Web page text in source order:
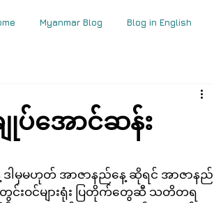
Myanmar Blog Blog in English
ပ်အောင်ဆန်း
ါမှမဟုတ် အာဇာနည်နေ့ ဆိုရင် အာဇာနည်
တွင်းဝင်များရုံး ပြတိုက်တွေဆီ သတိတရ